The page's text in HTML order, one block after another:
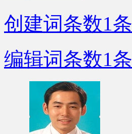
创建词条数1条
编辑词条数1条